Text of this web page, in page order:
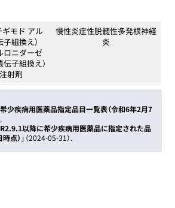
モド アル
子組換え）
ロニダーゼ
伝子組換え）
射剤
慢性炎症性脱髄性多発根神経
炎
希少疾病用医薬品指定品目一覧表（令和6年2月7
R2.9.1以降に希少疾病用医薬品に指定された品
点） 」（2024-05-31）.